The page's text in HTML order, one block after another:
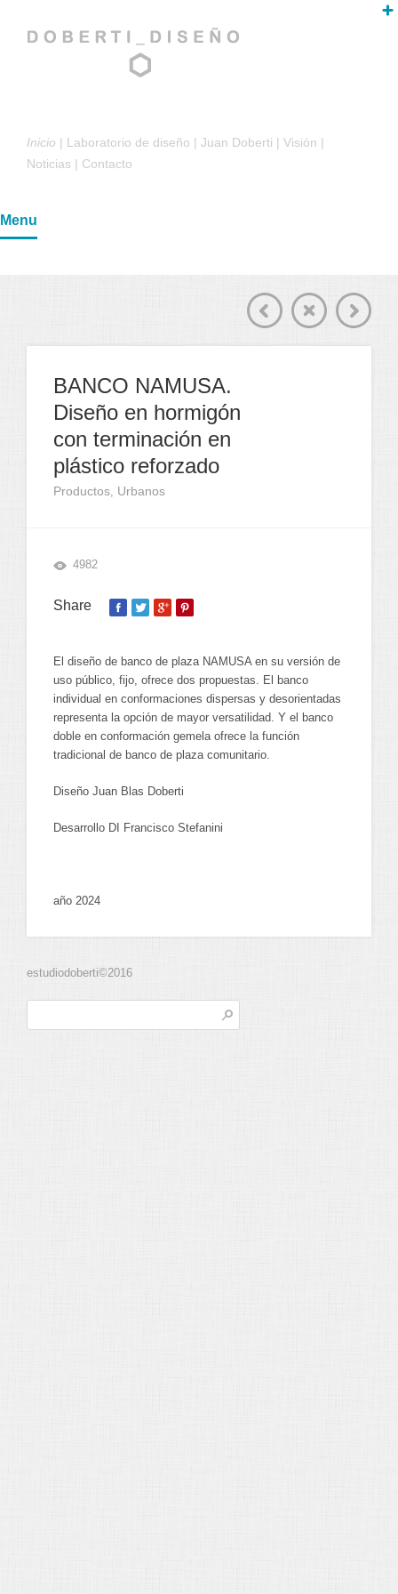
Inicio | Laboratorio de diseño | Juan Doberti | Visión |
Noticias | Contacto
Menu
BANCO NAMUSA.
Diseño en hormigón
con terminación en
plástico reforzado
Productos, Urbanos
4982
Share
El diseño de banco de plaza NAMUSA en su versión de
uso público, fijo, ofrece dos propuestas. El banco
individual en conformaciones dispersas y desorientadas
representa la opción de mayor versatilidad. Y el banco
doble en conformación gemela ofrece la función
tradicional de banco de plaza comunitario.
Diseño Juan Blas Doberti
Desarrollo DI Francisco Stefanini
año 2024
estudiodoberti©2016